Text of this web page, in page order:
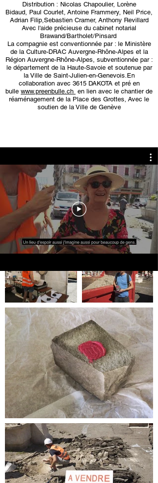
Distribution : Nicolas Chapoulier, Lorène
Bidaud, Paul Courlet, Antoine Frammery, Neil Price,
Adrian Filip,Sebastien Cramer, Anthony Revillard
Avec l'aide précieuse du cabinet notarial
Brawand/Bartholet/Pinsard
La compagnie est conventionnée par : le Ministère
de la Culture-DRAC Auvergne-Rhône-Alpes et la
Région Auvergne-Rhône-Alpes, subventionnée par :
le département de la Haute-Savoie et soutenue par
la Ville de Saint-Julien-en-Genevois.En
collaboration avec 3615 DAKOTA et pré en
bulle www.preenbulle.ch en lien avec le chantier de
réaménagement de la Place des Grottes, Avec le
soutien de la Ville de Genève